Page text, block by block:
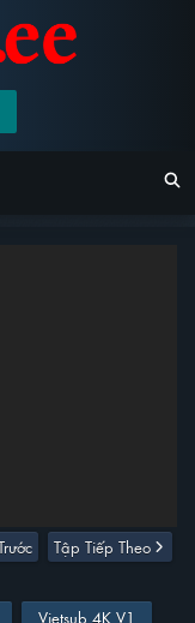
Tập Tiếp Theo
Vietsub 4K V1